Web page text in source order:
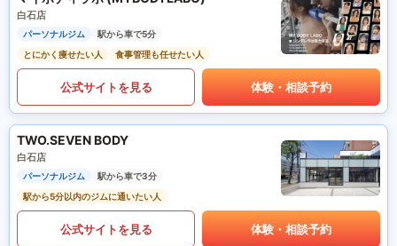
白石店
パーソナルジム
駅から車で5分
とにかく痩せたい人
食事管理も任せたい人
公式サイトを見る 体験・相談予約
TWO.SEVEN BODY
白石店
パーソナルジム
駅から車で3分
駅から5分以内のジムに通いたい人
公式サイトを見る 体験・相談予約